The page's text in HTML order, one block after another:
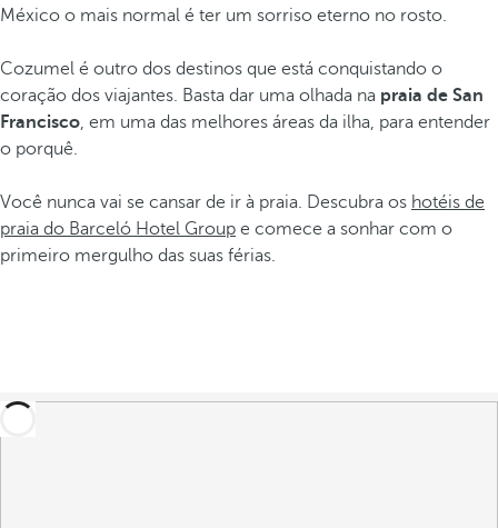
México o mais normal é ter um sorriso eterno no rosto.
Cozumel é outro dos destinos que está conquistando o
coração dos viajantes. Basta dar uma olhada na praia de San
Francisco, em uma das melhores áreas da ilha, para entender
o porquê.
Você nunca vai se cansar de ir à praia. Descubra os hotéis de
praia do Barceló Hotel Group e comece a sonhar com o
primeiro mergulho das suas férias.